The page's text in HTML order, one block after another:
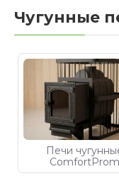
Чугунные
Печи
ComfortProm